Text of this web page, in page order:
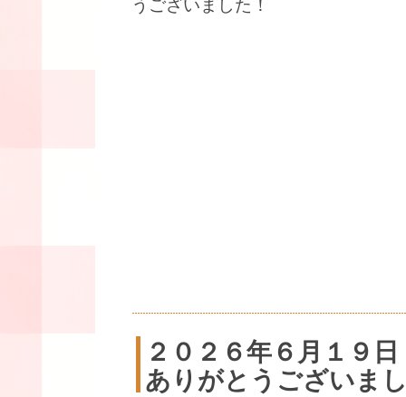
２０２６年６月１９日
ありがとうございま